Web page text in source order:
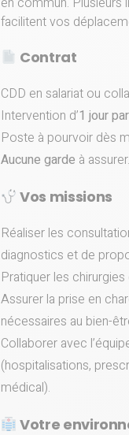
facilitent vos
Contrat
CDD en salariat ou
Intervention d’1 jour
Poste à pourvoir dès
Aucune garde à assurer.
Vos missions
Réaliser les
diagnostics et de
Pratiquer les
Assurer la prise en
nécessaires au bien-
Collaborer avec
(hospitalisations,
médical).
Votre